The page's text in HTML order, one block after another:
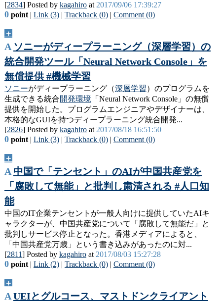
[2834] Posted by kagahiroat 2017/09/06 17:39:27
0point| Link (3)| Trackback (0)| Comment (0)
＋
A ソニーがディープラーニング（深層学習）の
統合開発ツール「Neural Network Console」を
無償提供 #機械学習
ソニーがディープラーニング（深層学習）のプログラムを
生成できる統合開発環境 「Neural Network Console」の無償
提供を開始した。プログラムエンジニアやデザイナーは、
本格的なGUIを持つディープラーニング統合開発...
[2826] Posted by kagahiroat 2017/08/18 16:51:50
0point| Link (3)| Trackback (0)| Comment (0)
＋
A 中国で「テンセント」のAIが中国共産党を
「腐敗して無能」と批判し粛清される #人口知
能
中国のIT企業テンセントが一般人向けに提供していたAIキ
ャラクターが、中国共産党について「腐敗して無能だ」と
批判しサービス停止となった。香港メディアによると、
「中国共産党万歳」という書き込みがあったのに対...
[2811] Posted by kagahiroat 2017/08/03 15:27:28
0point| Link (2)| Trackback (0)| Comment (0)
＋
A UEIとグルコース、マストドンクライアント